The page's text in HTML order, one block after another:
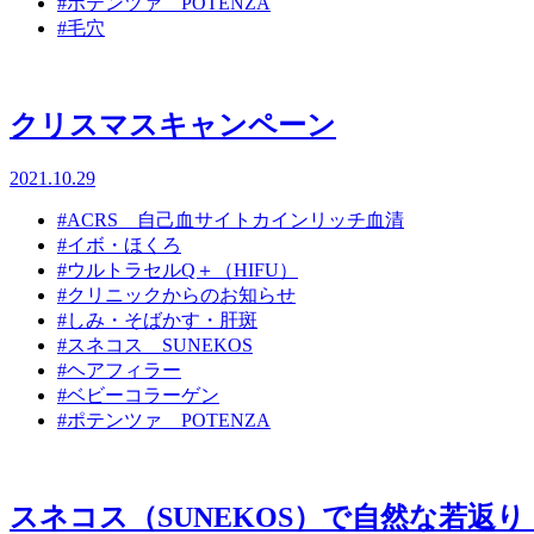
#毛穴
クリスマスキャンペーン
2021.10.29
#ACRS 自己血サイトカインリッチ血清
#イボ・ほくろ
#ウルトラセルQ＋（HIFU）
#クリニックからのお知らせ
#しみ・そばかす・肝斑
#スネコス SUNEKOS
#ヘアフィラー
#ベビーコラーゲン
#ポテンツァ POTENZA
スネコス（SUNEKOS）で自然な若返